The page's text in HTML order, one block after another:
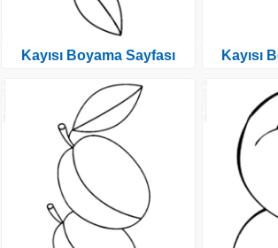
Kayısı Boyama Sayfası Kayısı